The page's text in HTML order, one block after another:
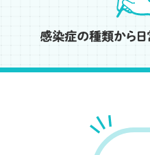
病原体の種類と感染経路
感染症の歴史
運動